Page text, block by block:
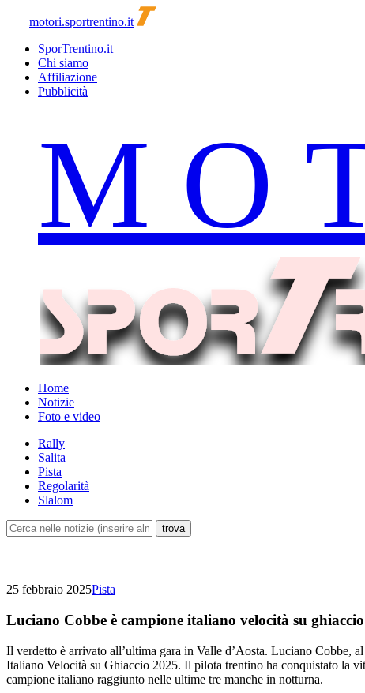
motori.sportrentino.it
SporTrentino.it
Chi siamo
Affiliazione
Pubblicità
Home
Notizie
Foto e video
Rally
Salita
Pista
Regolarità
Slalom
25 febbraio 2025Pista
Luciano Cobbe è campione italiano velocità su ghiaccio
Il verdetto è arrivato all’ultima gara in Valle d’Aosta. Luciano
Italiano Velocità su Ghiaccio 2025. Il pilota trentino ha conquistato la
campione italiano raggiunto nelle ultime tre manche in notturna.